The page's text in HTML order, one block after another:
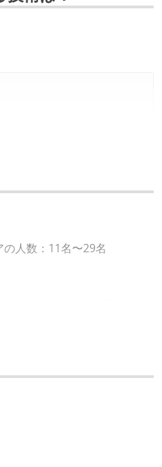
人数：11名〜29名
存在する
役員として、エンジニアリ